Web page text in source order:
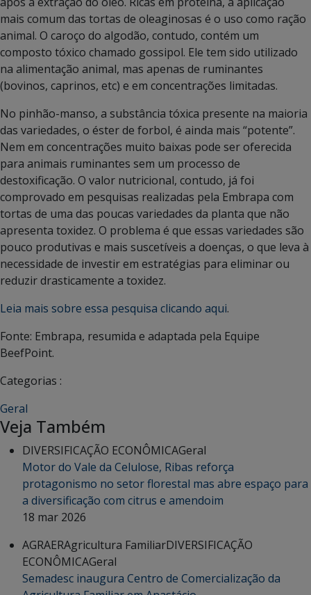
mais comum das tortas de oleaginosas é o uso como ração
animal. O caroço do algodão, contudo, contém um
composto tóxico chamado gossipol. Ele tem sido utilizado
na alimentação animal, mas apenas de ruminantes
(bovinos, caprinos, etc) e em concentrações limitadas.
No pinhão-manso, a substância tóxica presente na maioria
das variedades, o éster de forbol, é ainda mais “potente”.
Nem em concentrações muito baixas pode ser oferecida
para animais ruminantes sem um processo de
destoxificação. O valor nutricional, contudo, já foi
comprovado em pesquisas realizadas pela Embrapa com
tortas de uma das poucas variedades da planta que não
apresenta toxidez. O problema é que essas variedades são
pouco produtivas e mais suscetíveis a doenças, o que leva à
necessidade de investir em estratégias para eliminar ou
reduzir drasticamente a toxidez.
Leia mais sobre essa pesquisa clicando aqui.
Fonte: Embrapa, resumida e adaptada pela Equipe
BeefPoint.
Categorias :
Geral
Veja Também
DIVERSIFICAÇÃO ECONÔMICAGeral
Motor do Vale da Celulose, Ribas reforça
protagonismo no setor florestal mas abre espaço para
a diversificação com citrus e amendoim
18 mar 2026
AGRAERAgricultura FamiliarDIVERSIFICAÇÃO
ECONÔMICAGeral
Semadesc inaugura Centro de Comercialização da